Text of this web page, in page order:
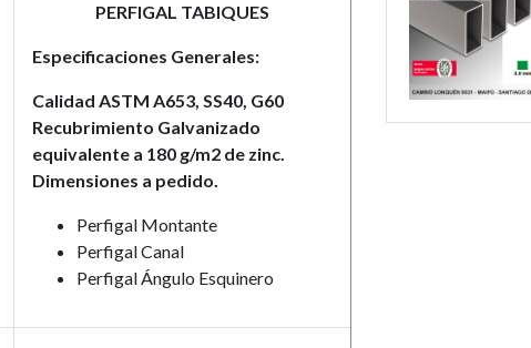
PERFIGAL TABIQUES
Especificaciones Generales:
Calidad ASTM A653, SS40, G60
Recubrimiento Galvanizado
equivalente a 180 g/m2 de zinc.
Dimensiones a pedido.
Perfigal Montante
Perfigal Canal
Perfigal Ángulo Esquinero